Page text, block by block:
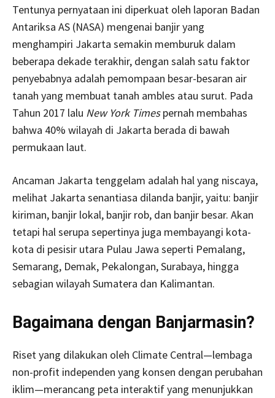
Tentunya pernyataan ini diperkuat oleh laporan Badan
Antariksa AS (NASA) mengenai banjir yang
menghampiri Jakarta semakin memburuk dalam
beberapa dekade terakhir, dengan salah satu faktor
penyebabnya adalah pemompaan besar-besaran air
tanah yang membuat tanah ambles atau surut. Pada
Tahun 2017 lalu New York Timespernah membahas
bahwa 40% wilayah di Jakarta berada di bawah
permukaan laut.
Ancaman Jakarta tenggelam adalah hal yang niscaya,
melihat Jakarta senantiasa dilanda banjir, yaitu: banjir
kiriman, banjir lokal, banjir rob, dan banjir besar. Akan
tetapi hal serupa sepertinya juga membayangi kota-
kota di pesisir utara Pulau Jawa seperti Pemalang,
Semarang, Demak, Pekalongan, Surabaya, hingga
sebagian wilayah Sumatera dan Kalimantan.
Bagaimana dengan Banjarmasin?
Riset yang dilakukan oleh Climate Central—lembaga
non-profit independen yang konsen dengan perubahan
iklim—merancang peta interaktif yang menunjukkan